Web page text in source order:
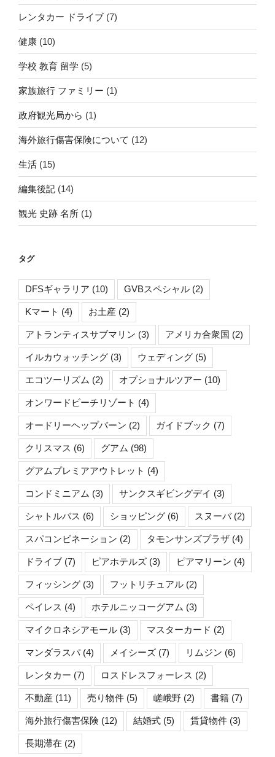
レンタカー ドライブ (7)
健康 (10)
学校 教育 留学 (5)
家族旅行 ファミリー (1)
政府観光局から (1)
海外旅行傷害保険について (12)
生活 (15)
編集後記 (14)
観光 史跡 名所 (1)
タグ
DFSギャラリア (10) GVBスペシャル (2)
Kマート (4) お土産 (2)
アトランティスサブマリン (3) アメリカ合衆国 (2)
イルカウォッチング (3) ウェディング (5)
エコツーリズム (2) オプショナルツアー (10)
オンワードビーチリゾート (4)
オードリーヘップバーン (2) ガイドブック (7)
クリスマス (6) グアム (98)
グアムプレミアアウトレット (4)
コンドミニアム (3) サンクスギビングデイ (3)
シャトルバス (6) ショッピング (6) スヌーバ(2)
スパコンビネーション (2) タモンサンズプラザ (4)
ドライブ (7) ピアホテルズ (3) ピアマリーン (4)
フィッシング (3) フットリチュアル (2)
ペイレス (4) ホテルニッコーグアム (3)
マイクロネシアモール (3) マスターカード (2)
マンダラスパ(4) メイシーズ (7) リムジン (6)
レンタカー (7) ロスドレスフォーレス (2)
不動産 (11) 売り物件 (5) 嵯峨野 (2) 書籍 (7)
海外旅行傷害保険 (12) 結婚式 (5) 賃貸物件 (3)
長期滞在 (2)